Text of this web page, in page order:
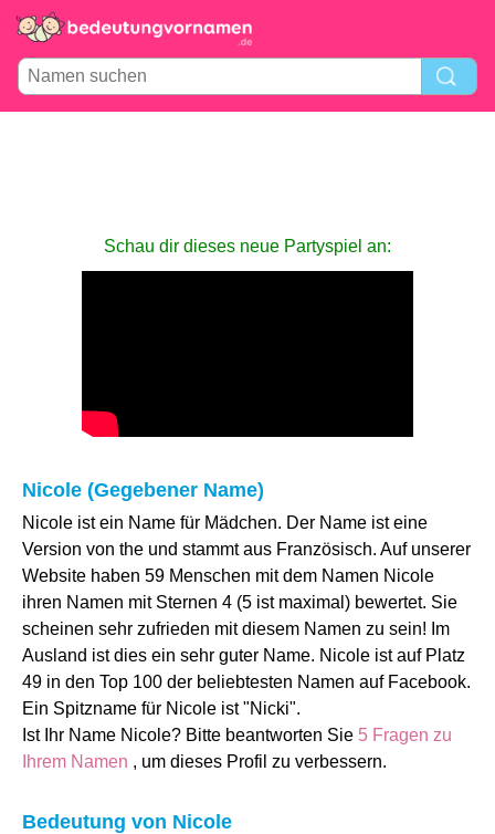
Schau dir dieses neue Partyspiel an:
Nicole (Gegebener Name)
Nicole ist ein Name für Mädchen. Der Name ist eine
Version von the und stammt aus Französisch. Auf unserer
Website haben 59 Menschen mit dem Namen Nicole
ihren Namen mit Sternen 4 (5 ist maximal) bewertet. Sie
scheinen sehr zufrieden mit diesem Namen zu sein! Im
Ausland ist dies ein sehr guter Name. Nicole ist auf Platz
49 in den Top 100 der beliebtesten Namen auf Facebook.
Ein Spitzname für Nicole ist "Nicki".
Ist Ihr Name Nicole? Bitte beantworten Sie 5 Fragen zu
Ihrem Namen , um dieses Profil zu verbessern.
Bedeutung von Nicole